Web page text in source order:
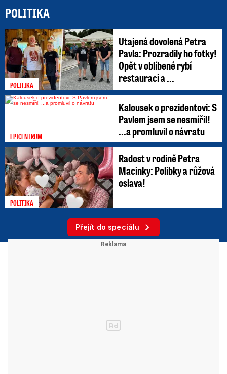
POLITIKA
POLITIKA
Utajená dovolená Petra
Pavla: Prozradily ho fotky!
Opět v oblíbené rybí
restauraci a ...
EPICENTRUM
Kalousek o prezidentovi: S
Pavlem jsem se nesmířil!
...a promluvil o návratu
POLITIKA
Radost v rodině Petra
Macinky: Polibky a růžová
oslava!
Přejít do speciálu